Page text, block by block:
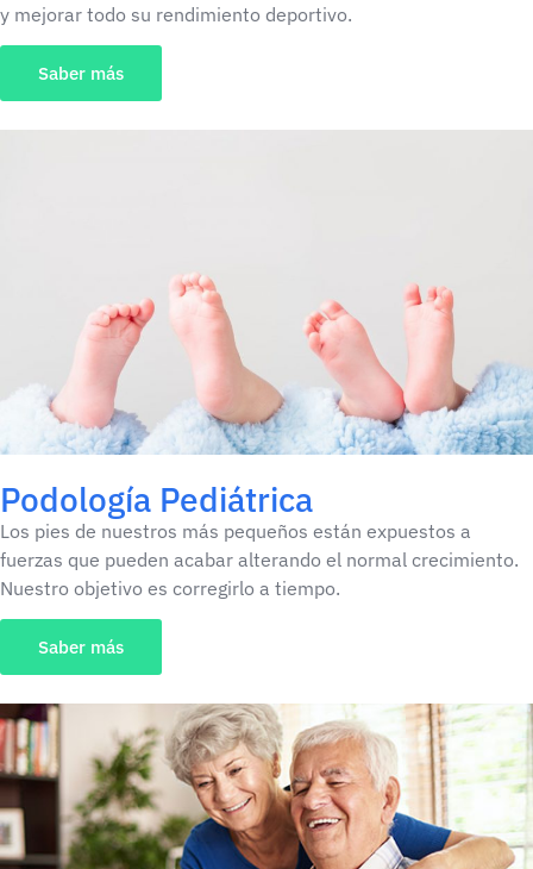
y mejorar todo su rendimiento deportivo.
Saber más
Podología Pediátrica​
Los pies de nuestros más pequeños están expuestos a
fuerzas que pueden acabar alterando el normal crecimiento.
Nuestro objetivo es corregirlo a tiempo.
Saber más